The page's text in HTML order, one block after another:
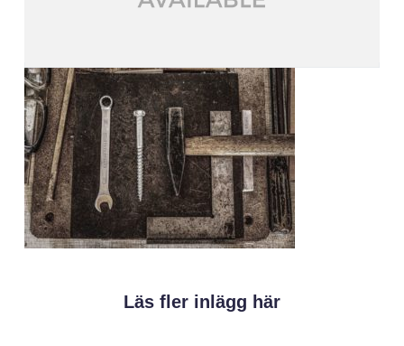
Läs fler inlägg här